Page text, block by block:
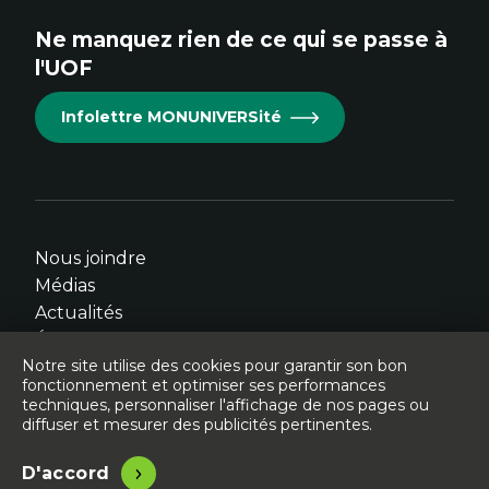
Cet
s'ouvrira
dans
fenêtre.
Cet
s'ouvrira
dans
fenêtre.
Cet
s'ouvrira
dans
fenêtre.
Cet
s'ouvrira
dans
fenêtre.
Cet
s'ouvrira
dans
fenêtre.
Ne manquez rien de ce qui se passe à
l'UOF
Infolettre MONUNIVERSité
Nous joindre
Médias
Actualités
© Université de l'Ontario français - 2026
Site conçu, développé et hébergé par
Notre site utilise des cookies pour garantir son bon
fonctionnement et optimiser ses performances
techniques, personnaliser l'affichage de nos pages ou
diffuser et mesurer des publicités pertinentes.
D'accord